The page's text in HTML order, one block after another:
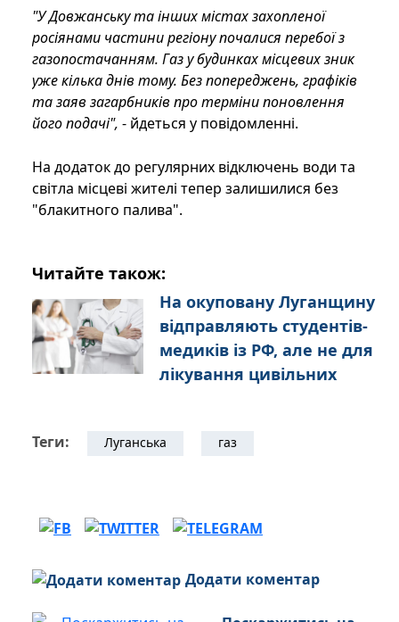
"У Довжанську та інших містах захопленої
росіянами частини регіону почалися перебої з
газопостачанням. Газ у будинках місцевих зник
уже кілька днів тому. Без попереджень, графіків
та заяв загарбників про терміни поновлення
його подачі", - йдеться у повідомленні.
На додаток до регулярних відключень води та
світла місцеві жителі тепер залишилися без
"блакитного палива".
Читайте також:
На окуповану Луганщину
відправляють студентів-
медиків із РФ, але не для
лікування цивільних
Теги: Луганська газ
Додати коментар